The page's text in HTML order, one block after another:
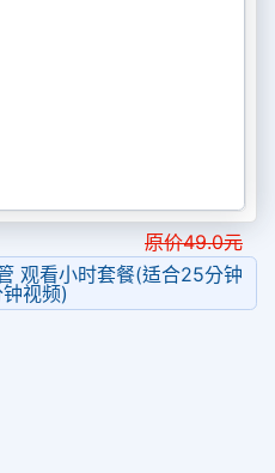
原价49.0元
观看小时套餐(适合25分钟
视频)